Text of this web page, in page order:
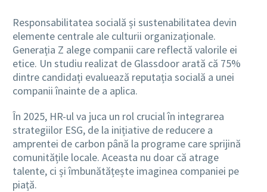
Responsabilitatea socială și sustenabilitatea devin
elemente centrale ale culturii organizaționale.
Generația Z alege companii care reflectă valorile ei
etice. Un studiu realizat de Glassdoor arată că 75%
dintre candidați evaluează reputația socială a unei
companii înainte de a aplica.
În 2025, HR-ul va juca un rol crucial în integrarea
strategiilor ESG, de la inițiative de reducere a
amprentei de carbon până la programe care sprijină
comunitățile locale. Aceasta nu doar că atrage
talente, ci și îmbunătățește imaginea companiei pe
piață.